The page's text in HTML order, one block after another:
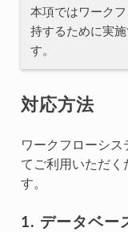
本項ではワーク
持するために実
す。
対応方法
ワークフローシ
てご利用いただく
す。
データベー